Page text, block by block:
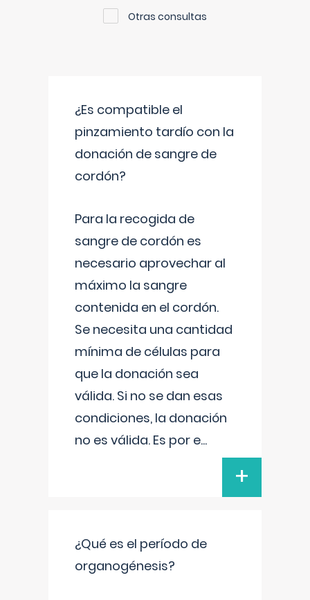
Otras consultas
¿Es compatible el
pinzamiento tardío con la
donación de sangre de
cordón?
Para la recogida de
sangre de cordón es
necesario aprovechar al
máximo la sangre
contenida en el cordón.
Se necesita una cantidad
mínima de células para
que la donación sea
válida. Si no se dan esas
condiciones, la donación
no es válida. Es por e...
+
¿Qué es el período de
organogénesis?